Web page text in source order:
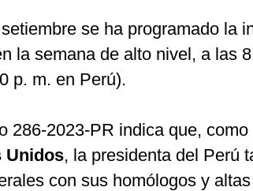
se ha programado la
la semana de alto nivel, a las
p. m. en Perú).
286-2023-PR indica que, como
Unidos, la presidenta del Perú
con sus homólogos y